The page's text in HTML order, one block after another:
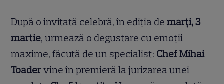
După o invitată celebră, în ediția demarți, 3
martie, urmează o degustare cu emoții
maxime, făcută de un specialist: Chef Mihai
Toadervine în premieră la jurizarea unei